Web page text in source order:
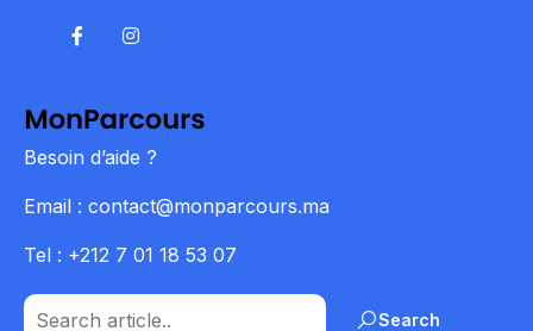
Besoin d’aide ?
Email : contact@monparcours.ma
Tel : +212 7 01 18 53 07
Search